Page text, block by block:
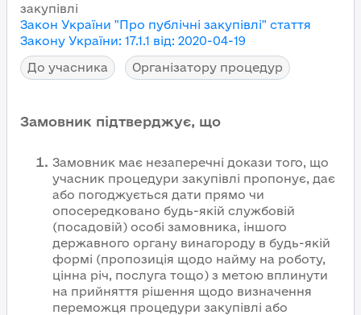
закупівлі
Закон України "Про публічні закупівлі" стаття
Закону України: 17.1.1 від: 2020-04-19
До учасника
Організатору процедур
Замовник підтверджує, що
Замовник має незаперечні докази того, що
учасник процедури закупівлі пропонує, дає
або погоджується дати прямо чи
опосередковано будь-якій службовій
(посадовій) особі замовника, іншого
державного органу винагороду в будь-якій
формі (пропозиція щодо найму на роботу,
цінна річ, послуга тощо) з метою вплинути
на прийняття рішення щодо визначення
переможця процедури закупівлі або